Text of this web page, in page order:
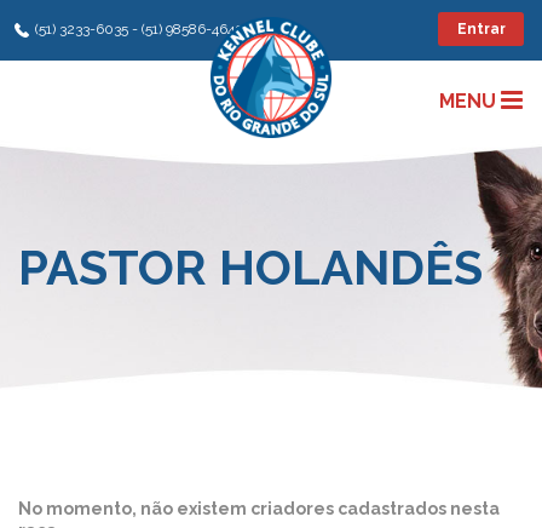
Entrar
(51) 3233-6035 - (51) 98586-4642
MENU
PASTOR HOLANDÊS
No momento, não existem criadores cadastrados nesta